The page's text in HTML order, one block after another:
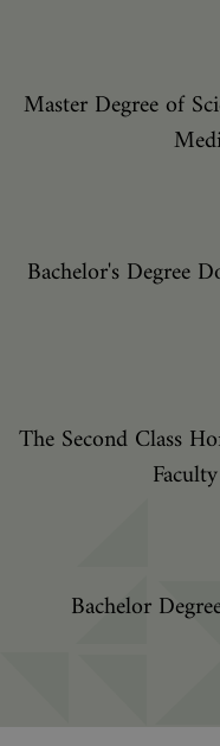
Master Degree of
Bachelor's Degree
The Second Class
Bachelor